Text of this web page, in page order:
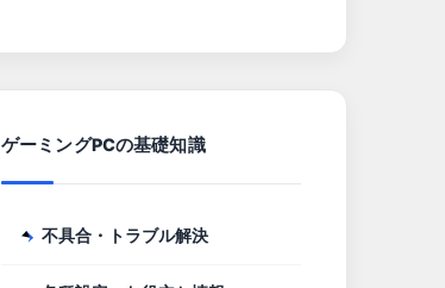
ゲーミングPCの基礎知識
不具合・トラブル解決